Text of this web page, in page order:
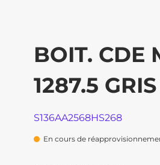
BOIT. CDE
1287.5
S136AA2568HS268
En cours de